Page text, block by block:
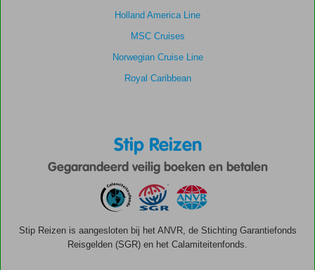
Holland America Line
MSC Cruises
Norwegian Cruise Line
Royal Caribbean
Stip Reizen
Gegarandeerd veilig boeken en betalen
Stip Reizen is aangesloten bij het ANVR, de Stichting Garantiefonds
Reisgelden (SGR) en het Calamiteitenfonds.